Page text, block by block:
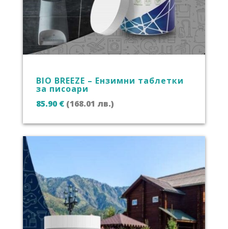
BIO BREEZE – Ензимни таблетки
за писоари
85.90 € (168.01 лв.)